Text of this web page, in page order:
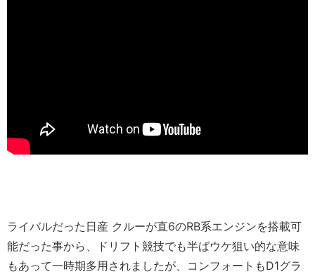
ライバルだった日産 クルーが直6のRB系エンジンを搭載可
能だった事から、ドリフト競技でも半ばウケ狙い的な意味
もあって一時期多用されましたが、コンフォートもD1グラ